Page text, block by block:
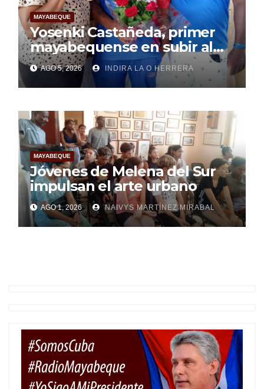
MAYABEQUE
Yosenki Castañeda, primer
mayabequense en subir al
podio centroamericano
AGO 5, 2026 INDIRA LA O HERRERA
MAYABEQUE
Jóvenes de Melena del Sur
impulsan el arte urbano
AGO 1, 2026 NAIVYS MARTÍNEZ MIRABAL